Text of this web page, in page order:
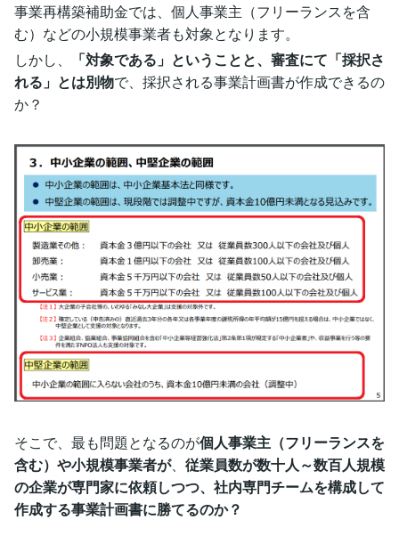
事業再構築補助金では、個人事業主（フリーランスを含
む）などの小規模事業者も対象となります。
しかし、
「対象である」ということと、審査にて「採択さ
れる」とは別物で、採択される事業計画書が作成できるの
か？
そこで、最も問題となるのが個人事業主（フリーランスを
含む）や小規模事業者が、 従業員数が数十人～数百人規模
の企業が専門家に依頼しつつ、社内専門チームを構成して
作成する事業計画書に勝てるのか？